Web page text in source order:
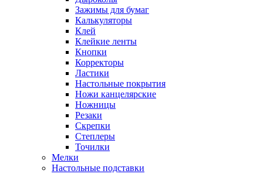
Зажимы для бумаг
Калькуляторы
Клей
Клейкие ленты
Кнопки
Корректоры
Ластики
Настольные покрытия
Ножи канцелярские
Ножницы
Резаки
Скрепки
Степлеры
Точилки
Мелки
Настольные подставки